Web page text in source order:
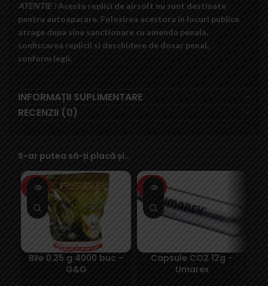
ATENTIE !Aceste replici de airsoft nu sunt destinate
pentru autoaparare. Folosirea acestora in locuri publice
atrage dupa sine sanctionare cu amenda penala,
confiscarea replicii si deschidere de dosar penal,
conform legii.
INFORMAȚII SUPLIMENTARE
RECENZII (0)
S-ar putea să-ți placă și…
SOLD
OUT
Bile 0.25 g 4000 buc –
G&G
SOLD
OUT
Capsule CO2 12g –
Umarex